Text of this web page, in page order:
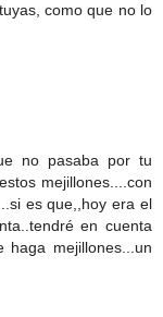
como que no lo
no pasaba por tu
mejillones....con
es que,,hoy era el
en cuenta
mejillones...un